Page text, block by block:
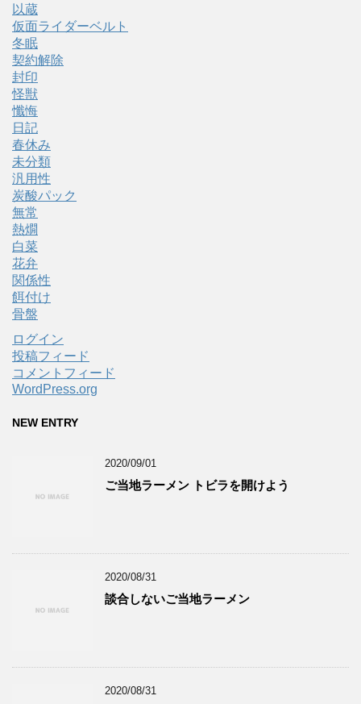
以蔵
仮面ライダーベルト
冬眠
契約解除
封印
怪獣
懺悔
日記
春休み
未分類
汎用性
炭酸パック
無常
熱燗
白菜
花弁
関係性
餌付け
骨盤
ログイン
投稿フィード
コメントフィード
WordPress.org
NEW ENTRY
2020/09/01
ご当地ラーメン トビラを開けよう
2020/08/31
談合しないご当地ラーメン
2020/08/31